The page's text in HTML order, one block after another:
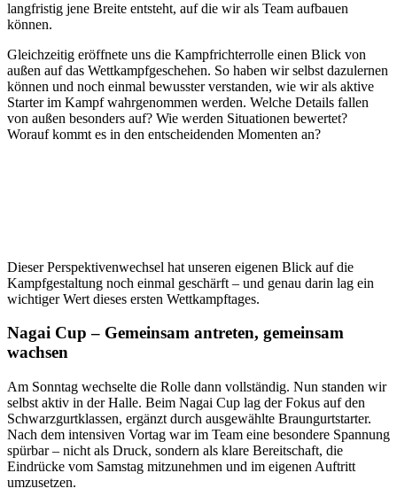
langfristig jene Breite entsteht, auf die wir als Team aufbauen
können.
Gleichzeitig eröffnete uns die Kampfrichterrolle einen Blick von
außen auf das Wettkampfgeschehen. So haben wir selbst dazulernen
können und noch einmal bewusster verstanden, wie wir als aktive
Starter im Kampf wahrgenommen werden. Welche Details fallen
von außen besonders auf? Wie werden Situationen bewertet?
Worauf kommt es in den entscheidenden Momenten an?
Dieser Perspektivenwechsel hat unseren eigenen Blick auf die
Kampfgestaltung noch einmal geschärft – und genau darin lag ein
wichtiger Wert dieses ersten Wettkampftages.
Nagai Cup – Gemeinsam antreten, gemeinsam
wachsen
Am Sonntag wechselte die Rolle dann vollständig. Nun standen wir
selbst aktiv in der Halle. Beim Nagai Cup lag der Fokus auf den
Schwarzgurtklassen, ergänzt durch ausgewählte Braungurtstarter.
Nach dem intensiven Vortag war im Team eine besondere Spannung
spürbar – nicht als Druck, sondern als klare Bereitschaft, die
Eindrücke vom Samstag mitzunehmen und im eigenen Auftritt
umzusetzen.